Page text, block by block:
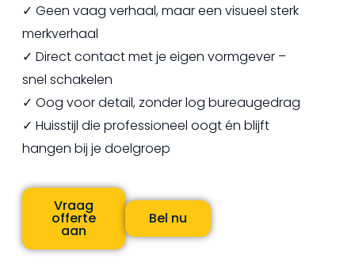
✓ Geen vaag verhaal, maar een visueel sterk
merkverhaal
✓ Direct contact met je eigen vormgever –
snel schakelen
✓ Oog voor detail, zonder log bureaugedrag
✓ Huisstijl die professioneel oogt én blijft
hangen bij je doelgroep
Vraag
offerte
aan
Bel nu